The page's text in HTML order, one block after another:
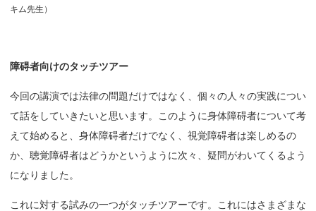
キム先生）
障碍者向けのタッチツアー
今回の講演では法律の問題だけではなく、個々の人々の実践につい
て話をしていきたいと思います。このように身体障碍者について考
えて始めると、身体障碍者だけでなく、視覚障碍者は楽しめるの
か、聴覚障碍者はどうかというように次々、疑問がわいてくるよう
になりました。
これに対する試みの一つがタッチツアーです。これにはさまざまな